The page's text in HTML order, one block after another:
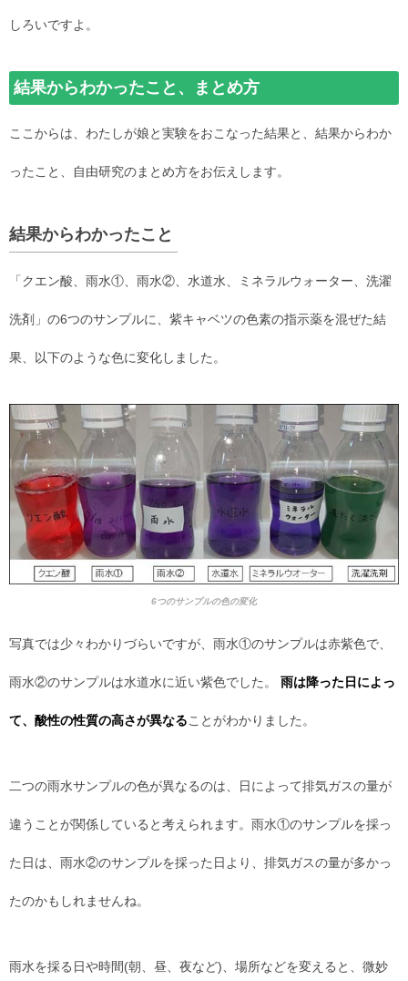
しろいですよ。
結果からわかったこと、まとめ方
ここからは、わたしが娘と実験をおこなった結果と、結果からわか
ったこと、自由研究のまとめ方をお伝えします。
結果からわかったこと
「クエン酸、雨水①、雨水②、水道水、ミネラルウォーター、洗濯
洗剤」の6つのサンプルに、紫キャベツの色素の指示薬を混ぜた結
果、以下のような色に変化しました。
6つのサンプルの色の変化
写真では少々わかりづらいですが、雨水①のサンプルは赤紫色で、
雨水②のサンプルは水道水に近い紫色でした。 雨は降った日によっ
て、酸性の性質の高さが異なることがわかりました。
二つの雨水サンプルの色が異なるのは、日によって排気ガスの量が
違うことが関係していると考えられます。雨水①のサンプルを採っ
た日は、雨水②のサンプルを採った日より、排気ガスの量が多かっ
たのかもしれませんね。
雨水を採る日や時間(朝、昼、夜など)、場所などを変えると、微妙